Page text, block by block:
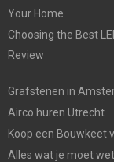
Your Home
Choosing the Best
Review
Grafstenen in
Airco huren Utrecht
Koop een Bouwkeet
Alles wat je moet